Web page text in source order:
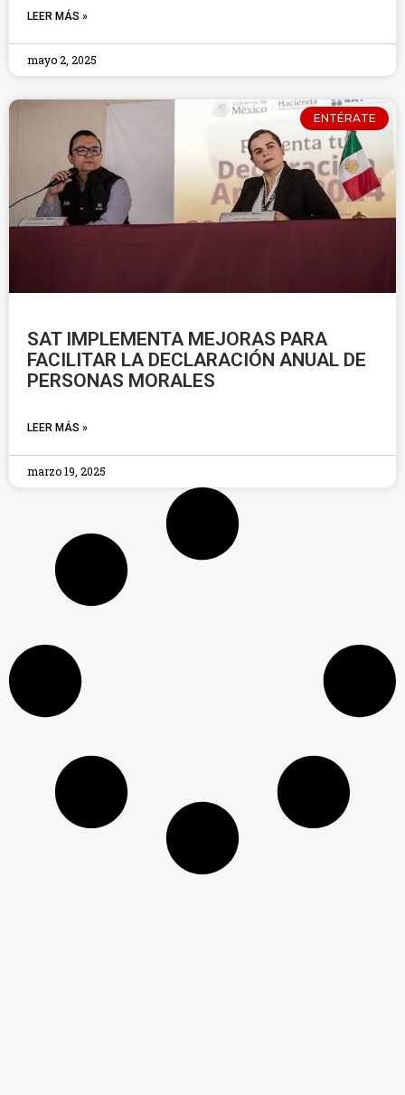
LEER MÁS »
mayo 2, 2025
ENTÉRATE
SAT IMPLEMENTA MEJORAS PARA
FACILITAR LA DECLARACIÓN ANUAL DE
PERSONAS MORALES
LEER MÁS »
marzo 19, 2025